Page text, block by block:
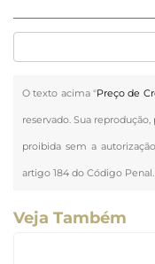
O texto acima "Preço de
reservado. Sua
proibida sem a
artigo 184 do Código Penal.
Veja Também